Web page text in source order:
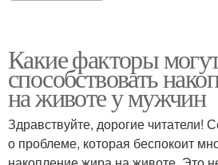
Какие факторы
способствовать
на животе у мужчин
Здравствуйте, дорогие читатели!
о проблеме, которая беспокоит